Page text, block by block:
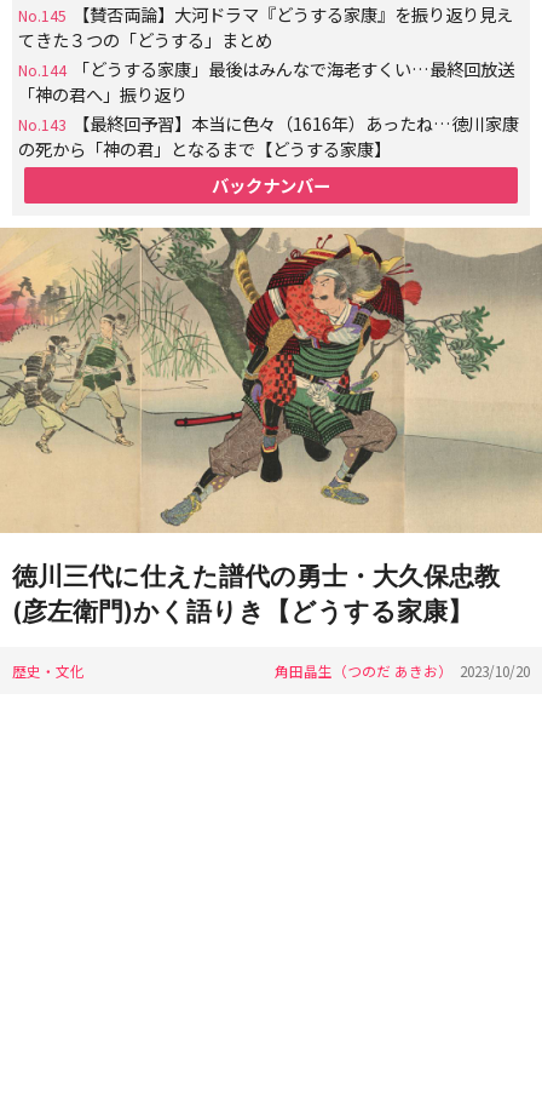
No.145
【賛否両論】大河ドラマ『どうする家康』を振り返り見え
てきた３つの「どうする」まとめ
No.144
「どうする家康」最後はみんなで海老すくい…最終回放送
「神の君へ」振り返り
No.143
【最終回予習】本当に色々（1616年）あったね…徳川家康
の死から「神の君」となるまで【どうする家康】
バックナンバー
徳川三代に仕えた譜代の勇士・大久保忠教
(彦左衛門)かく語りき【どうする家康】
歴史・文化 角田晶生（つのだ あきお） 2023/10/20